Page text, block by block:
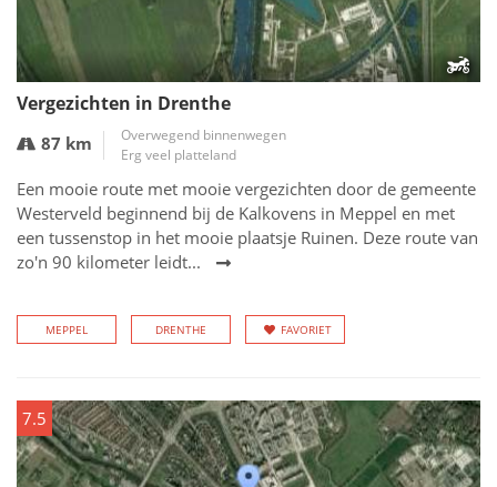
Vergezichten in Drenthe
87 km
Overwegend binnenwegen
Erg veel platteland
Een mooie route met mooie vergezichten door de gemeente
Westerveld beginnend bij de Kalkovens in Meppel en met
een tussenstop in het mooie plaatsje Ruinen. Deze route van
zo'n 90 kilometer leidt...
MEPPEL DRENTHE FAVORIET
7.5